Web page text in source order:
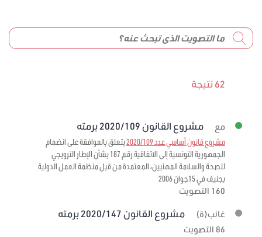
62 نتيجة
مع مشروع القانون 2020/109 برمته
مشروع قانون أساسي عدد 2020/109
يتعلق بالموافقة على انضمام
الجمهورية التونسية إلى الاتفاقية رقم 187 بشأن الإطار الترويجي
للصحة والسلامة المهنيين، المعتمدة من قبل منظمة العمل الدولية
بجنيف في 15جوان 2006
160 التصويت
غائب(ة) مشروع القانون 2020/147 برمته
86 التصويت